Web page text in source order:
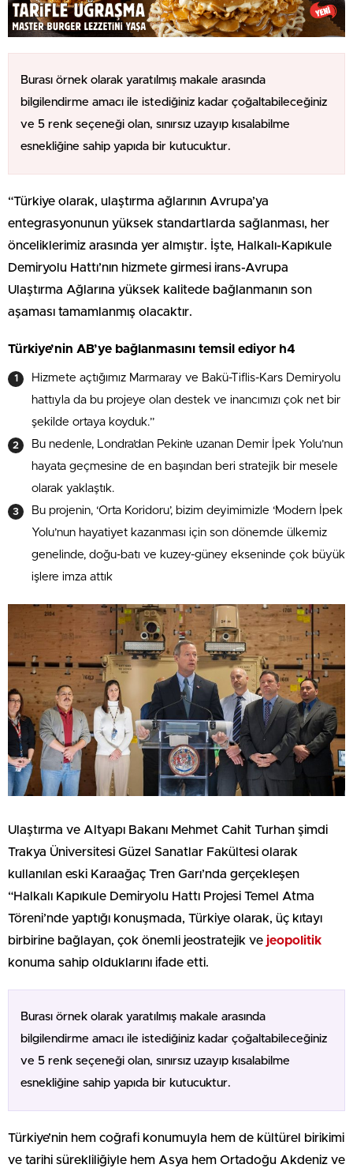
Burası örnek olarak yaratılmış makale arasında
bilgilendirme amacı ile istediğiniz kadar çoğaltabileceğiniz
ve 5 renk seçeneği olan, sınırsız uzayıp kısalabilme
esnekliğine sahip yapıda bir kutucuktur.
“Türkiye olarak, ulaştırma ağlarının Avrupa’ya
entegrasyonunun yüksek standartlarda sağlanması, her
önceliklerimiz arasında yer almıştır. İşte, Halkalı-Kapıkule
Demiryolu Hattı’nın hizmete girmesi irans-Avrupa
Ulaştırma Ağlarına yüksek kalitede bağlanmanın son
aşaması tamamlanmış olacaktır.
Türkiye’nin AB’ye bağlanmasını temsil ediyor h4
Hizmete açtığımız Marmaray ve Bakü-Tiflis-Kars Demiryolu
hattıyla da bu projeye olan destek ve inancımızı çok net bir
şekilde ortaya koyduk.”
Bu nedenle, Londra’dan Pekin’e uzanan Demir İpek Yolu’nun
hayata geçmesine de en başından beri stratejik bir mesele
olarak yaklaştık.
Bu projenin, ‘Orta Koridoru’, bizim deyimimizle ‘Modern İpek
Yolu’nun hayatiyet kazanması için son dönemde ülkemiz
genelinde, doğu-batı ve kuzey-güney ekseninde çok büyük
işlere imza attık
Ulaştırma ve Altyapı Bakanı Mehmet Cahit Turhan şimdi
Trakya Üniversitesi Güzel Sanatlar Fakültesi olarak
kullanılan eski Karaağaç Tren Garı’nda gerçekleşen
“Halkalı Kapıkule Demiryolu Hattı Projesi Temel Atma
Töreni’nde yaptığı konuşmada, Türkiye olarak, üç kıtayı
birbirine bağlayan, çok önemli jeostratejik ve jeopolitik
konuma sahip olduklarını ifade etti.
Burası örnek olarak yaratılmış makale arasında
bilgilendirme amacı ile istediğiniz kadar çoğaltabileceğiniz
ve 5 renk seçeneği olan, sınırsız uzayıp kısalabilme
esnekliğine sahip yapıda bir kutucuktur.
Türkiye’nin hem coğrafi konumuyla hem de kültürel birikimi
ve tarihi sürekliliğiyle hem Asya hem Ortadoğu Akdeniz ve